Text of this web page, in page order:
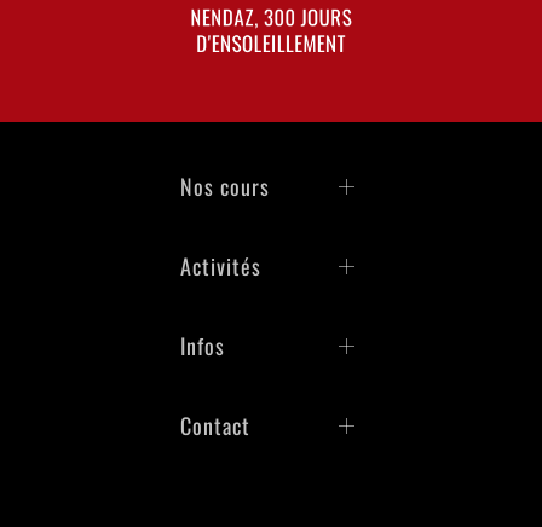
NENDAZ, 300 JOURS
D'ENSOLEILLEMENT
Nos cours
Activités
Infos
Contact